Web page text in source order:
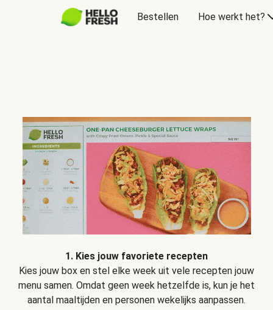
Bestellen Hoe werkt het?
1. Kies jouw favoriete recepten
Kies jouw box en stel elke week uit vele recepten jouw
menu samen. Omdat geen week hetzelfde is, kun je het
aantal maaltijden en personen wekelijks aanpassen.